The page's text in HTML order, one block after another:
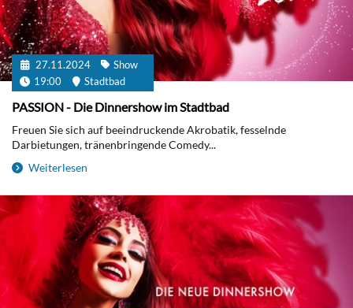
27.11.2024
Show
19:00
Stadtbad
PASSION - Die Dinnershow im Stadtbad
Freuen Sie sich auf beeindruckende Akrobatik, fesselnde
Darbietungen, tränenbringende Comedy...
Weiterlesen